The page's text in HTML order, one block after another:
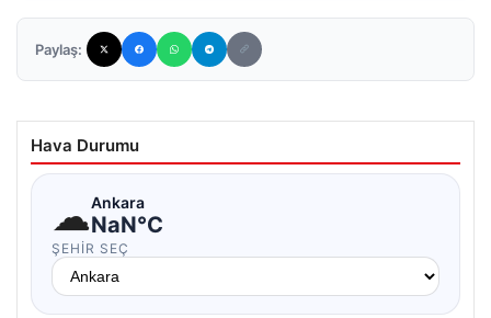
Paylaş:
Hava Durumu
☁Ankara
NaN°C
ŞEHIR SEÇ